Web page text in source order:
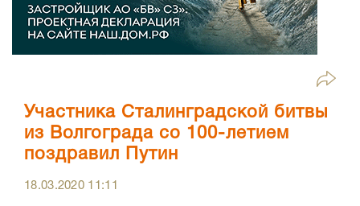
Участника Сталинградской битвы
из Волгограда со 100-летием
поздравил Путин
18.03.2020 11:11